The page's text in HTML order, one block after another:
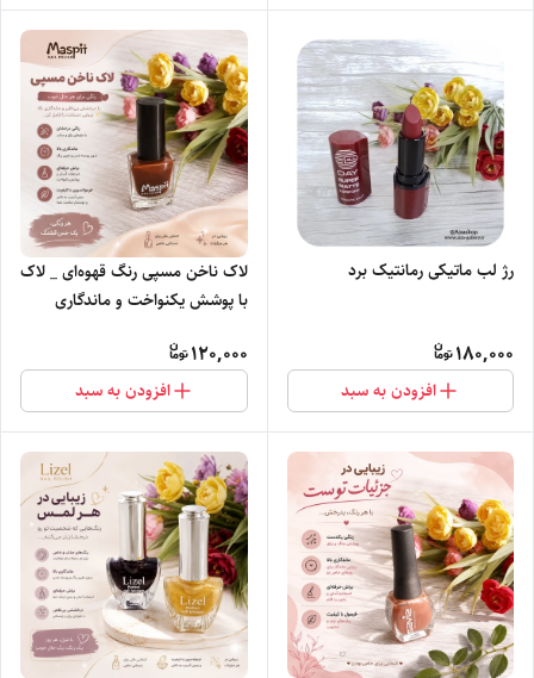
رژ لب ماتیکی رمانتیک برد
180,000
افزودن به سبد
لاک ناخن مسپی رنگ قهوه‌ای _ لاک
با پوشش یکنواخت و ماندگاری
120,000
افزودن به سبد